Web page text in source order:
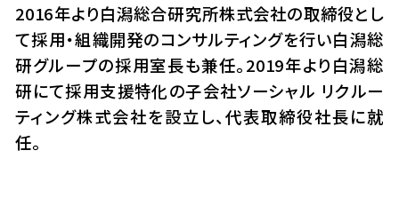
2016年より白潟総合研究所株式会社の取締役とし
て採用・組織開発のコンサルティングを行い白潟総
研グループの採用室長も兼任。2019年より白潟総
研にて採用支援特化の子会社ソーシャル リクルー
ティング株式会社を設立し、代表取締役社長に就
任。